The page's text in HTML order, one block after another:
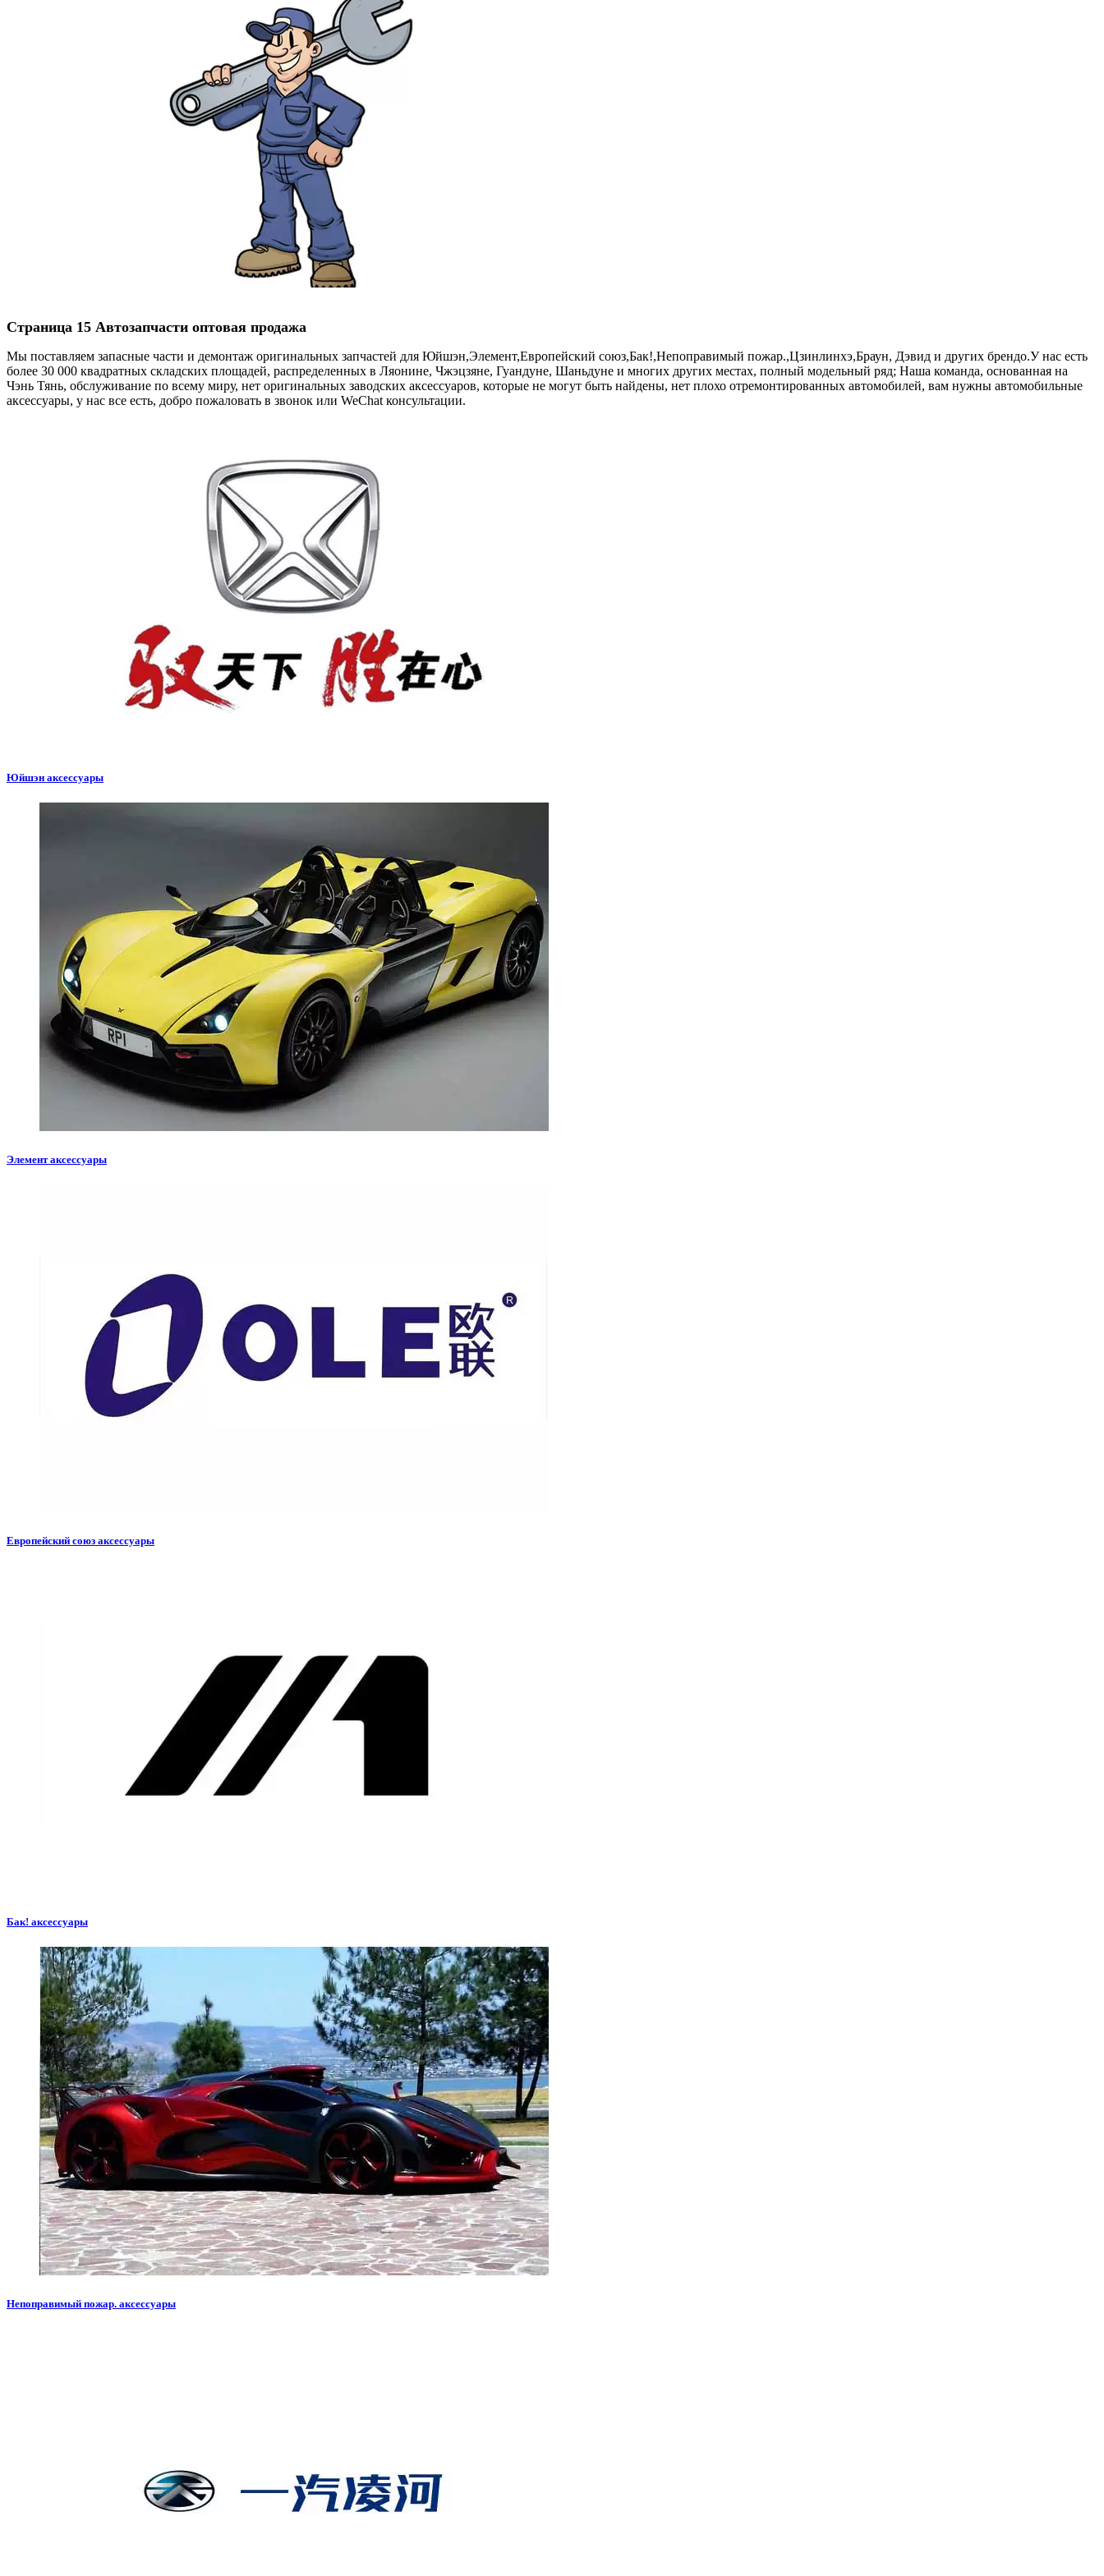
Страница 15 Автозапчасти оптовая продажа
Мы поставляем запасные части и демонтаж оригинальных запчастей для Юйшэн,Элемент,Европейский союз,Бак!,Непоправимый пожар.,Цзинлинхэ,Браун, Дэвид и других брендо.У нас есть
более 30 000 квадратных складских площадей, распределенных в Ляонине, Чжэцзяне, Гуандуне, Шаньдуне и многих других местах, полный модельный ряд; Наша команда, основанная на
Чэнь Тянь, обслуживание по всему миру, нет оригинальных заводских аксессуаров, которые не могут быть найдены, нет плохо отремонтированных автомобилей, вам нужны автомобильные
аксессуары, у нас все есть, добро пожаловать в звонок или WeChat консультации.
Юйшэн аксессуары
Элемент аксессуары
Европейский союз аксессуары
Бак! аксессуары
Непоправимый пожар. аксессуары